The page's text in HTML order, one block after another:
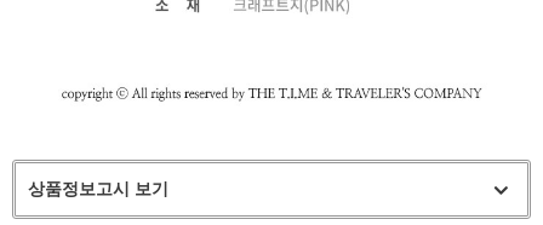
상품정보고시 보기